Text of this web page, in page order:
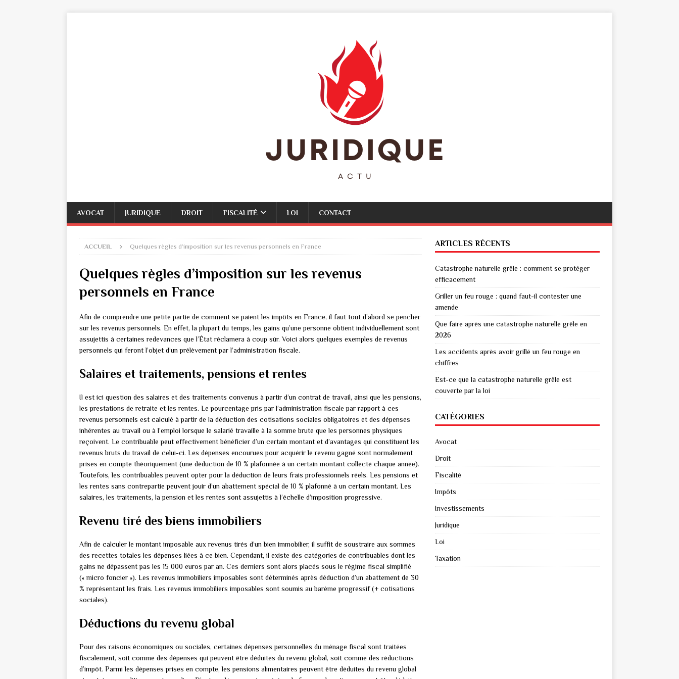
AVOCAT JURIDIQUE DROIT FISCALITÉ LOI CONTACT
ACCUEIL Quelques règles d’imposition sur les revenus personnels en France
Quelques règles d’imposition sur les revenus
personnels en France
Afin de comprendre une petite partie de comment se paient les impôts en France, il faut tout d’abord se pencher
sur les revenus personnels. En effet, la plupart du temps, les gains qu’une personne obtient individuellement sont
assujettis à certaines redevances que l’État réclamera à coup sûr. Voici alors quelques exemples de revenus
personnels qui feront l’objet d’un prélèvement par l’administration fiscale.
Salaires et traitements, pensions et rentes
Il est ici question des salaires et des traitements convenus à partir d’un contrat de travail, ainsi que les pensions,
les prestations de retraite et les rentes. Le pourcentage pris par l’administration fiscale par rapport à ces
revenus personnels est calculé à partir de la déduction des cotisations sociales obligatoires et des dépenses
inhérentes au travail ou à l’emploi lorsque le salarié travaille à la somme brute que les personnes physiques
reçoivent. Le contribuable peut effectivement bénéficier d’un certain montant et d’avantages qui constituent les
revenus bruts du travail de celui-ci. Les dépenses encourues pour acquérir le revenu gagné sont normalement
prises en compte théoriquement (une déduction de 10 % plafonnée à un certain montant collecté chaque année).
Toutefois, les contribuables peuvent opter pour la déduction de leurs frais professionnels réels. Les pensions et
les rentes sans contrepartie peuvent jouir d’un abattement spécial de 10 % plafonné à un certain montant. Les
salaires, les traitements, la pension et les rentes sont assujettis à l’échelle d’imposition progressive.
Revenu tiré des biens immobiliers
Afin de calculer le montant imposable aux revenus tirés d’un bien immobilier, il suffit de soustraire aux sommes
des recettes totales les dépenses liées à ce bien. Cependant, il existe des catégories de contribuables dont les
gains ne dépassent pas les 15 000 euros par an. Ces derniers sont alors placés sous le régime fiscal simplifié
(« micro foncier »). Les revenus immobiliers imposables sont déterminés après déduction d’un abattement de 30
% représentant les frais. Les revenus immobiliers imposables sont soumis au barème progressif (+ cotisations
sociales).
Déductions du revenu global
Pour des raisons économiques ou sociales, certaines dépenses personnelles du ménage fiscal sont traitées
fiscalement, soit comme des dépenses qui peuvent être déduites du revenu global, soit comme des réductions
d’impôt. Parmi les dépenses prises en compte, les pensions alimentaires peuvent être déduites du revenu global
ARTICLES RÉCENTS
Catastrophe naturelle grêle : comment se protéger
efficacement
Griller un feu rouge : quand faut-il contester une
amende
Que faire après une catastrophe naturelle grêle en
2026
Les accidents après avoir grillé un feu rouge en
chiffres
Est-ce que la catastrophe naturelle grêle est
couverte par la loi
CATÉGORIES
Avocat
Droit
Fiscalité
Impôts
Investissements
Juridique
Loi
Taxation